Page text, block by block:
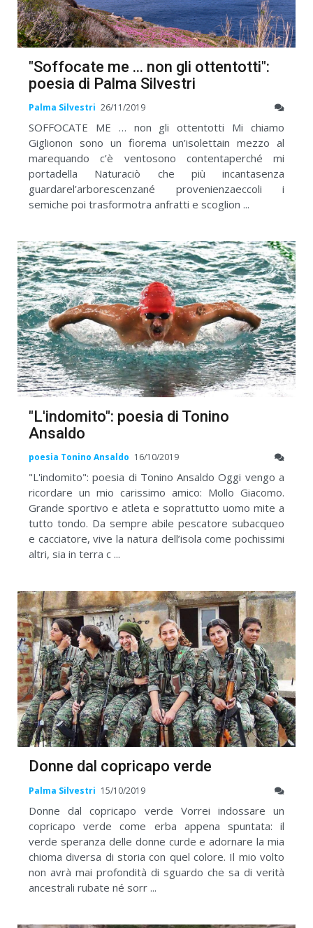
"Soffocate me ... non gli ottentotti":
poesia di Palma Silvestri
Palma Silvestri 26/11/2019
SOFFOCATE ME … non gli ottentotti Mi chiamo
Giglionon sono un fiorema un’isolettain mezzo al
marequando c’è ventosono contentaperché mi
portadella Naturaciò che più incantasenza
guardarel’arborescenzané provenienzaeccoli i
semiche poi trasformotra anfratti e scoglion ...
"L'indomito": poesia di Tonino
Ansaldo
poesia Tonino Ansaldo 16/10/2019
"L'indomito": poesia di Tonino Ansaldo Oggi vengo a
ricordare un mio carissimo amico: Mollo Giacomo.
Grande sportivo e atleta e soprattutto uomo mite a
tutto tondo. Da sempre abile pescatore subacqueo
e cacciatore, vive la natura dell’isola come pochissimi
altri, sia in terra c ...
Donne dal copricapo verde
Palma Silvestri 15/10/2019
Donne dal copricapo verde Vorrei indossare un
copricapo verde come erba appena spuntata: il
verde speranza delle donne curde e adornare la mia
chioma diversa di storia con quel colore. Il mio volto
non avrà mai profondità di sguardo che sa di verità
ancestrali rubate né sorr ...